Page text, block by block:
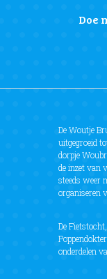
Doe
De Woutje
uitgegroeid
dorpje
de inzet van
steeds weer
organiseren
De
onderdelen